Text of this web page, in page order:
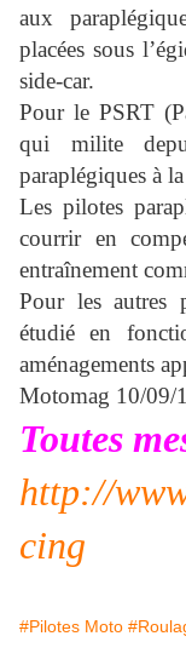
aux
placées sous
side-car.
Pour le PSRT
qui milite
paraplégiques à
Les pilotes
courrir en
entraînement
Pour les autres
étudié en
aménagements
Motomag 10/09/
Toutes
http://
cing
#Pilotes Moto